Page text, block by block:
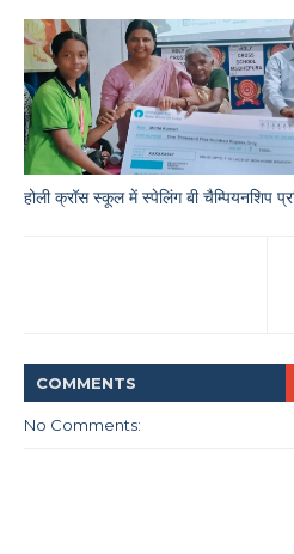
होली क्रॉस स्कूल में स्पेलिंग बी चैम्पियनशिप
COMMENTS
No Comments: